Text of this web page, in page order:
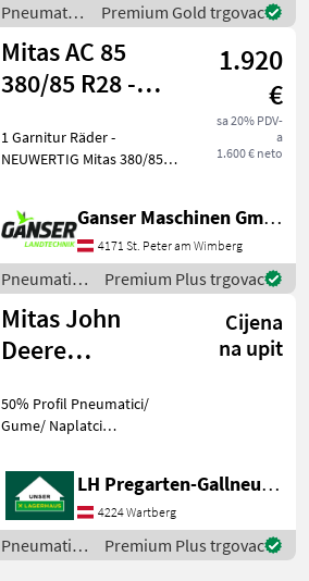
Pneumatici/
Gume/
Naplatci /
Mitas
Premium Gold trgovac
Mitas AC 85
380/85 R28 -
1.920
€
sa 20% PDV-
a
1.600 € neto
1 Garnitur Räder -
NEUWERTIG Mitas 380/85
pro Stk. 310€ ex. MwSt
Sofort Verfügbar!
Pneumatici/ Gume/
Ganser Maschinen GmbH
4171 St. Peter am Wimberg
Pneumatici/
Gume/
Naplatci /
Mitas
Premium Plus trgovac
Mitas John
Deere
540/65R38
Cijena
na upit
50% Profil Pneumatici/
Gume/ Naplatci
traktore
LH Pregarten-Gallneukirchen, Pregarten
4224 Wartberg
Pneumatici/
Gume/
Premium Plus trgovac